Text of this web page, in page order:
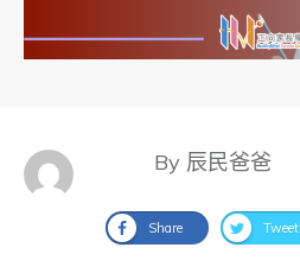
By 辰民爸爸
Share Tweet